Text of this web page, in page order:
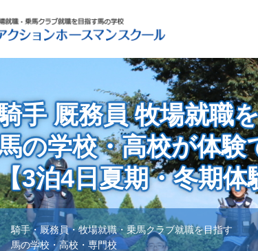
手 厩務員 牧場就職
の学校・高校が体験
3泊4日夏期・冬期体
騎手・厩務員・牧場就職・乗馬クラブ就職を目指す
馬の学校・高校・専門校